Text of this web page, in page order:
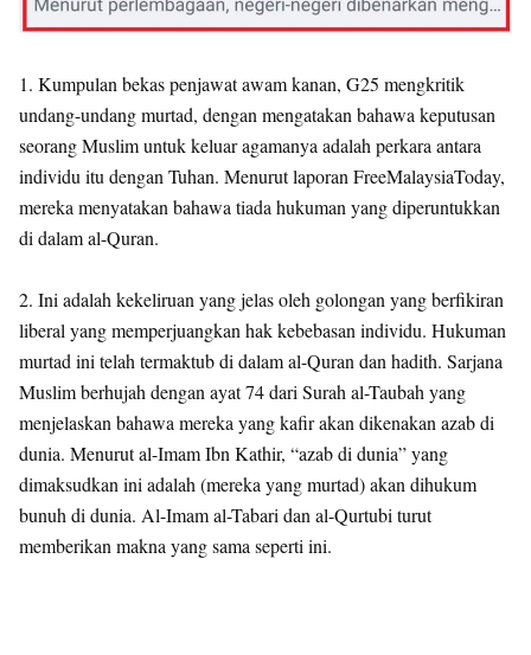
1. Kumpulan bekas penjawat awam kanan, G25 mengkritik
undang-undang murtad, dengan mengatakan bahawa keputusan
seorang Muslim untuk keluar agamanya adalah perkara antara
individu itu dengan Tuhan. Menurut laporan FreeMalaysiaToday,
mereka menyatakan bahawa tiada hukuman yang diperuntukkan
di dalam al-Quran.
2. Ini adalah kekeliruan yang jelas oleh golongan yang berfikiran
liberal yang memperjuangkan hak kebebasan individu. Hukuman
murtad ini telah termaktub di dalam al-Quran dan hadith. Sarjana
Muslim berhujah dengan ayat 74 dari Surah al-Taubah yang
menjelaskan bahawa mereka yang kafir akan dikenakan azab di
dunia. Menurut al-Imam Ibn Kathir, “azab di dunia” yang
dimaksudkan ini adalah (mereka yang murtad) akan dihukum
bunuh di dunia. Al-Imam al-Tabari dan al-Qurtubi turut
memberikan makna yang sama seperti ini.